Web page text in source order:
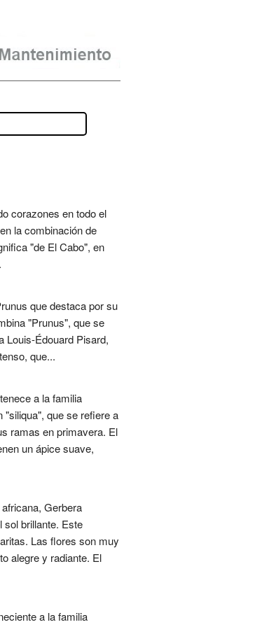
corazones en todo el
la combinación de
"de El Cabo", en
que destaca por su
"Prunus", que se
Louis-Édouard Pisard,
que...
a la familia
"siliqua", que se refiere a
ramas en primavera. El
un ápice suave,
Gerbera
sol brillante. Este
Las flores son muy
alegre y radiante. El
a la familia